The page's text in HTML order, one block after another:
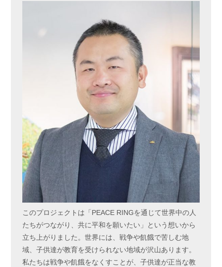
このプロジェクトは「PEACE RINGを通じて世界中の人
たちがつながり、共に平和を願いたい」という想いから
立ち上がりました。世界には、戦争や飢餓で苦しむ地
域、子供達が教育を受けられない地域が沢山あります。
私たちは戦争や飢餓をなくすことが、子供達が正当な教